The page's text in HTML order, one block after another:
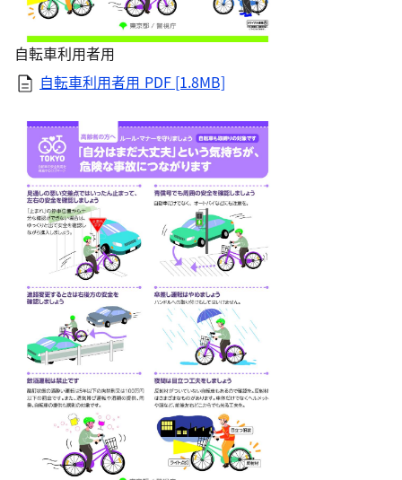
自転車利用者用
自転車利用者用 PDF [1.8MB]